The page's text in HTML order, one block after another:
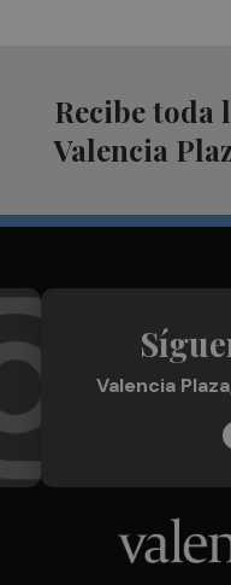
Recibe toda
Valencia
Valencia